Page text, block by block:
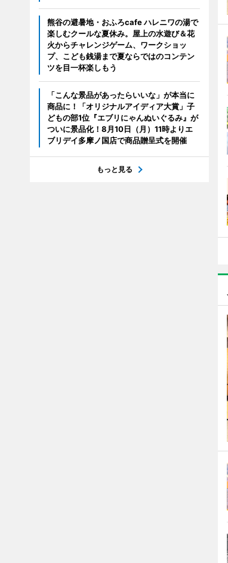
熊谷の避暑地・おふろcafe ハレニワの湯で
楽しむクールな夏休み。屋上の水遊び＆花
火からチャレンジゲーム、ワークショッ
プ、こども銭湯まで夏ならではのコンテン
ツを目一杯楽しもう
「こんな景品があったらいいな」が本当に
商品に！「オリジナルアイディア大賞」子
どもの部1位『エブリにゃんぬいぐるみ』が
ついに景品化！8月10日（月）11時よりエ
ブリデイ多摩ノ国店で商品贈呈式を開催
もっと見る